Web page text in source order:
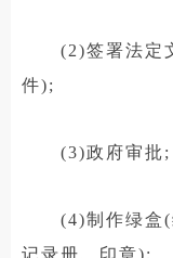
(2)签署法定文
件);
(3)政府审批;
(4)制作绿盒(
记录册、印章);